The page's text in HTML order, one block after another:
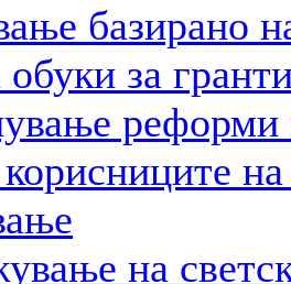
базирано
обуки за
на